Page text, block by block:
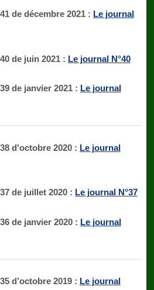
de décembre 2021 : Le journal
de juin 2021 : Le journal N°40
de janvier 2021 : Le journal
d’octobre 2020 : Le journal
de juillet 2020 : Le journal N°37
de janvier 2020 : Le journal
d’octobre 2019 : Le journal